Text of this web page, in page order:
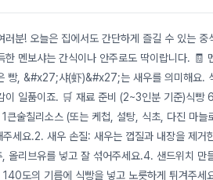
러분! 오늘은 집에서도 간단하게 즐길 수 있는
한 멘보샤는 간식이나 안주로도 딱이랍니다.
, &#x27;샤(虾)&#x27;는 새우를 의미해요.
이 일품이죠. 🛒 재료 준비 (2~3인분 기준)식빵
1큰술칠리소스 (또는 케첩, 설탕, 식초, 다진 마
세요.2. 새우 손질: 새우는 껍질과 내장을 제
올리브유를 넣고 잘 섞어주세요.4. 샌드위치 만
도의 기름에 식빵을 넣고 노릇하게 튀겨주